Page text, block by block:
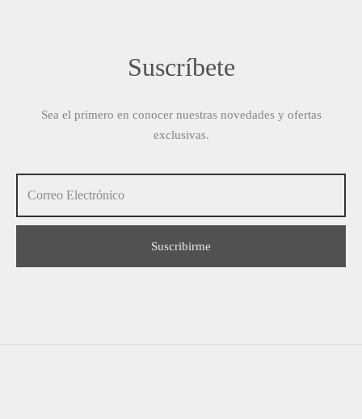
Suscríbete
Sea el primero en conocer nuestras novedades y ofertas
exclusivas.